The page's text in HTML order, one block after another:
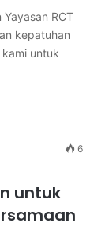
RCT
kepatuhan
untuk
6
untuk